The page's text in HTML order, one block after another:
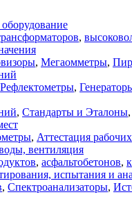
,
, Мегаомметры,
Рефлектометры,
, Стандарты и Эталоны,
, Аттестация
вентиляция
, асфальтобетонов,
испытания и
, Спектроанализаторы,